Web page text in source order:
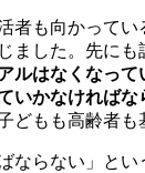
者も向かってい
ました。先にも
ルはなくなって
いかなければな
どもも高齢者も
らない」とい